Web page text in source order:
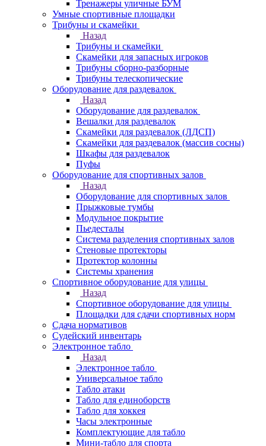
Тренажеры уличные БУМ
Умные спортивные площадки
Трибуны и скамейки
Назад
Трибуны и скамейки
Скамейки для запасных игроков
Трибуны сборно-разборные
Трибуны телескопические
Оборудование для раздевалок
Назад
Оборудование для раздевалок
Вешалки для раздевалок
Скамейки для раздевалок (ЛДСП)
Скамейки для раздевалок (массив сосны)
Шкафы для раздевалок
Пуфы
Оборудование для спортивных залов
Назад
Оборудование для спортивных залов
Прыжковые тумбы
Модульное покрытие
Пьедесталы
Система разделения спортивных залов
Стеновые протекторы
Протектор колонны
Системы хранения
Спортивное оборудование для улицы
Назад
Спортивное оборудование для улицы
Площадки для сдачи спортивных норм
Сдача нормативов
Судейский инвентарь
Электронное табло
Назад
Электронное табло
Универсальное табло
Табло атаки
Табло для единоборств
Табло для хоккея
Часы электронные
Комплектующие для табло
Мини-табло для спорта